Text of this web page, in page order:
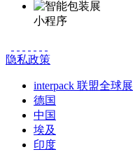
小程序
隐私政策
interpack 联盟全球展
德国
中国
埃及
印度